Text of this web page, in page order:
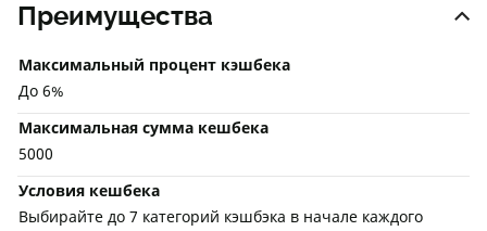
Преимущества
Максимальный процент кэшбека
До 6%
Максимальная сумма кешбека
5000
Условия кешбека
Выбирайте до 7 категорий кэшбэка в начале каждого